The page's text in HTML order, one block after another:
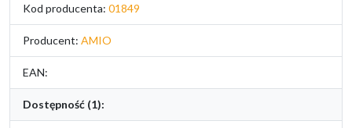
Kod producenta: 01849
Producent: AMIO
EAN:
Dostępność (1):